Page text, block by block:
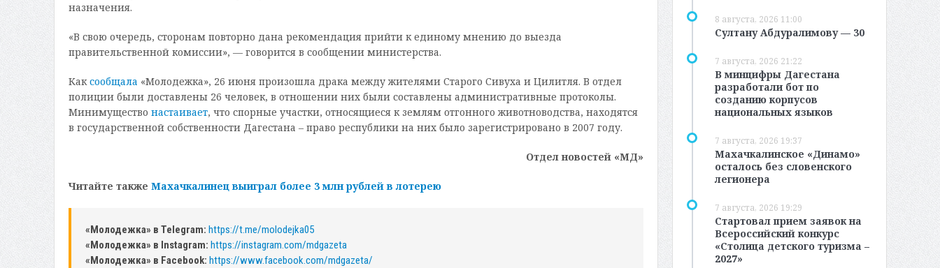
назначения.
«В свою очередь, сторонам повторно дана рекомендация прийти к единому мнению до выезда
правительственной комиссии», — говорится в сообщении министерства.
Каксообщала «Молодежка», 26 июня произошла драка между жителями Старого Сивуха и Цилитля. В отдел
полиции были доставлены 26 человек, в отношении них были составлены административные протоколы.
Минимущество настаивает, что спорные участки, относящиеся к землям отгонного животноводства, находятся
в государственной собственности Дагестана – право республики на них было зарегистрировано в 2007 году.
Отдел новостей «МД»
Читайте также Махачкалинец выиграл более 3 млн рублей в лотерею
«Молодежка» в Telegram: https://t.me/molodejka05
«Молодежка» в Instagram: https://instagram.com/mdgazeta
«Молодежка» в Facebook: https://www.facebook.com/mdgazeta/
8 августа, 2026 11:00
Султану Абдуралимову — 30
7 августа, 2026 21:22
В минцифры Дагестана
разработали бот по
созданию корпусов
национальных языков
7 августа, 2026 19:37
Махачкалинское «Динамо»
осталось без словенского
легионера
7 августа, 2026 19:29
Стартовал прием заявок на
Всероссийский конкурс
«Столица детского туризма –
2027»